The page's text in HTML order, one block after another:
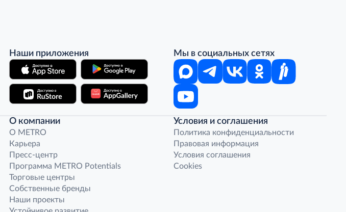
Наши приложения Мы в социальных сетях
О компании
O METRO
Карьера
Пресс-центр
Программа METRO Potentials
Торговые центры
Собственные бренды
Наши проекты
Условия и соглашения
Политика конфиденциальности
Правовая информация
Условия соглашения
Cookies